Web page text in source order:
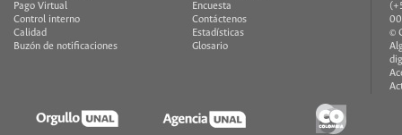
Pago Virtual
Control interno
Calidad
Buzón de notificaciones
Encuesta
Contáctenos
Estadísticas
Glosario
©